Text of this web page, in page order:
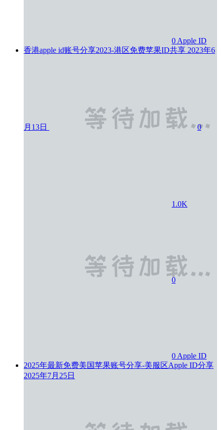
0 Apple ID
香港apple id账号分享2023-港区免费苹果ID共享 2023年6
月13日 0
1.0K
0
0 Apple ID
2025年最新免费美国苹果账号分享-美服区Apple ID分享
2025年7月25日